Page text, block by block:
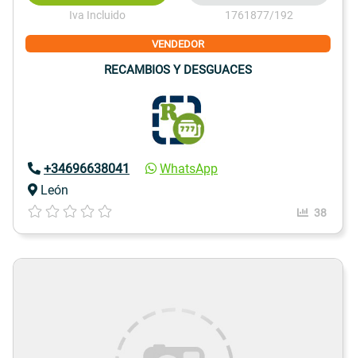
Iva Incluido 1761877/192
VENDEDOR
RECAMBIOS Y DESGUACES
+34696638041
WhatsApp
León
38